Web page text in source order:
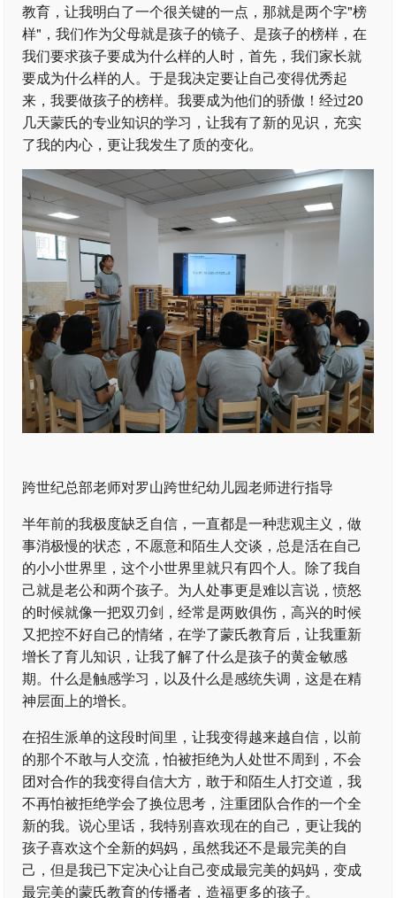
教育，让我明白了一个很关键的一点，那就是两个字"榜
样"，我们作为父母就是孩子的镜子、是孩子的榜样，在
我们要求孩子要成为什么样的人时，首先，我们家长就
要成为什么样的人。于是我决定要让自己变得优秀起
来，我要做孩子的榜样。我要成为他们的骄傲！经过20
几天蒙氏的专业知识的学习，让我有了新的见识，充实
了我的内心，更让我发生了质的变化。
跨世纪总部老师对罗山跨世纪幼儿园老师进行指导
半年前的我极度缺乏自信，一直都是一种悲观主义，做
事消极慢的状态，不愿意和陌生人交谈，总是活在自己
的小小世界里，这个小世界里就只有四个人。除了我自
己就是老公和两个孩子。为人处事更是难以言说，愤怒
的时候就像一把双刃剑，经常是两败俱伤，高兴的时候
又把控不好自己的情绪，在学了蒙氏教育后，让我重新
增长了育儿知识，让我了解了什么是孩子的黄金敏感
期。什么是触感学习，以及什么是感统失调，这是在精
神层面上的增长。
在招生派单的这段时间里，让我变得越来越自信，以前
的那个不敢与人交流，怕被拒绝为人处世不周到，不会
团对合作的我变得自信大方，敢于和陌生人打交道，我
不再怕被拒绝学会了换位思考，注重团队合作的一个全
新的我。说心里话，我特别喜欢现在的自己，更让我的
孩子喜欢这个全新的妈妈，虽然我还不是最完美的自
己，但是我已下定决心让自己变成最完美的妈妈，变成
最完美的蒙氏教育的传播者，造福更多的孩子。